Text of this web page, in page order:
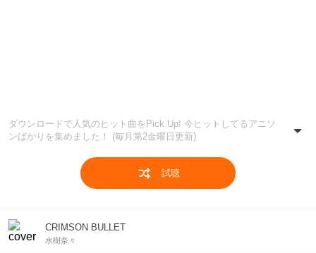
ダウンロードで人気のヒット曲をPick Up! 今ヒットしてるアニソ
ンばかりを集めました！ (毎月第2金曜日更新)
試聴
CRIMSON BULLET
水樹奈々